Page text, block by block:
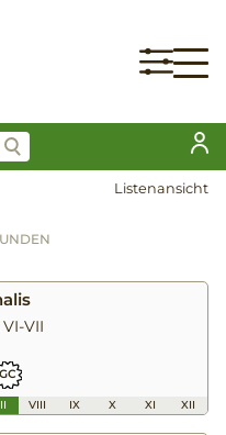
Listenansicht
VII
VIII IX X XI XII